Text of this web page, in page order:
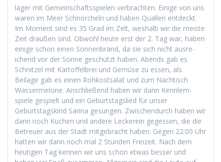
lager mit Gemein­schaftsspie­len ver­bracht­en. Einige von uns
waren im Meer Schnorcheln und haben Quallen ent­deckt.
Im Moment sind es 35 Grad im Zelt, weshalb wir die meiste
Zeit draußen sind. Obwohl heute erst der 2. Tag war, haben
einige schon einen Son­nen­brand, da sie sich nicht aus­re­
ichend vor der Sonne geschützt haben. Abends gab es
Schnitzel mit Kartof­fel­brei und Gemüse zu essen, als
Beilage gab es einen Rohkost­salat und zum Nachtisch
Wasser­mel­one. Anschließend haben wir dann Kennlern­
spiele gespielt und ein Geburt­stagslied für unser
Geburt­stagskind Sari­na gesun­gen. Zwis­chen­durch haben wir
dann noch Kuchen und andere Leck­ere­in gegessen, die die
Betreuer aus der Stadt mit­ge­bracht haben. Gegen 22:00 Uhr
hat­ten wir dann noch mal 2 Stun­den Freizeit. Nach dem
heuti­gen Tag ken­nen wir uns schon etwas bess­er und